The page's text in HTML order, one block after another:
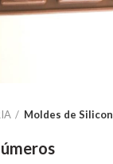
Moldes de Silicon